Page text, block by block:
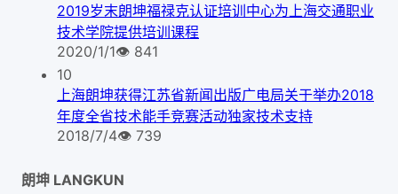
2019岁末朗坤福禄克认证培训中心为上海交通职业
技术学院提供培训课程
2020/1/1👁 841
10
上海朗坤获得江苏省新闻出版广电局关于举办2018
年度全省技术能手竞赛活动独家技术支持
2018/7/4👁 739
朗坤 LANGKUN